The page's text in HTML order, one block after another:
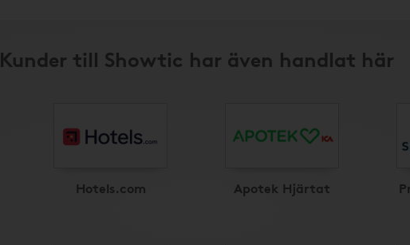
Kunder till Showtic har även handlat här
Hotels.com Apotek Hjärtat